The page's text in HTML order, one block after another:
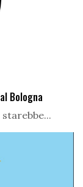
Bologna